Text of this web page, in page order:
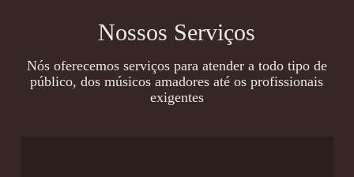
Nossos Serviços
Nós oferecemos serviços para atender a todo tipo de
público, dos músicos amadores até os profissionais
exigentes